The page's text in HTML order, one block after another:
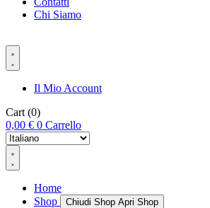
Chi Siamo
Il Mio Account
Cart (0)
0,00 € 0 Carrello
Home
Shop
Chiudi Shop Apri Shop